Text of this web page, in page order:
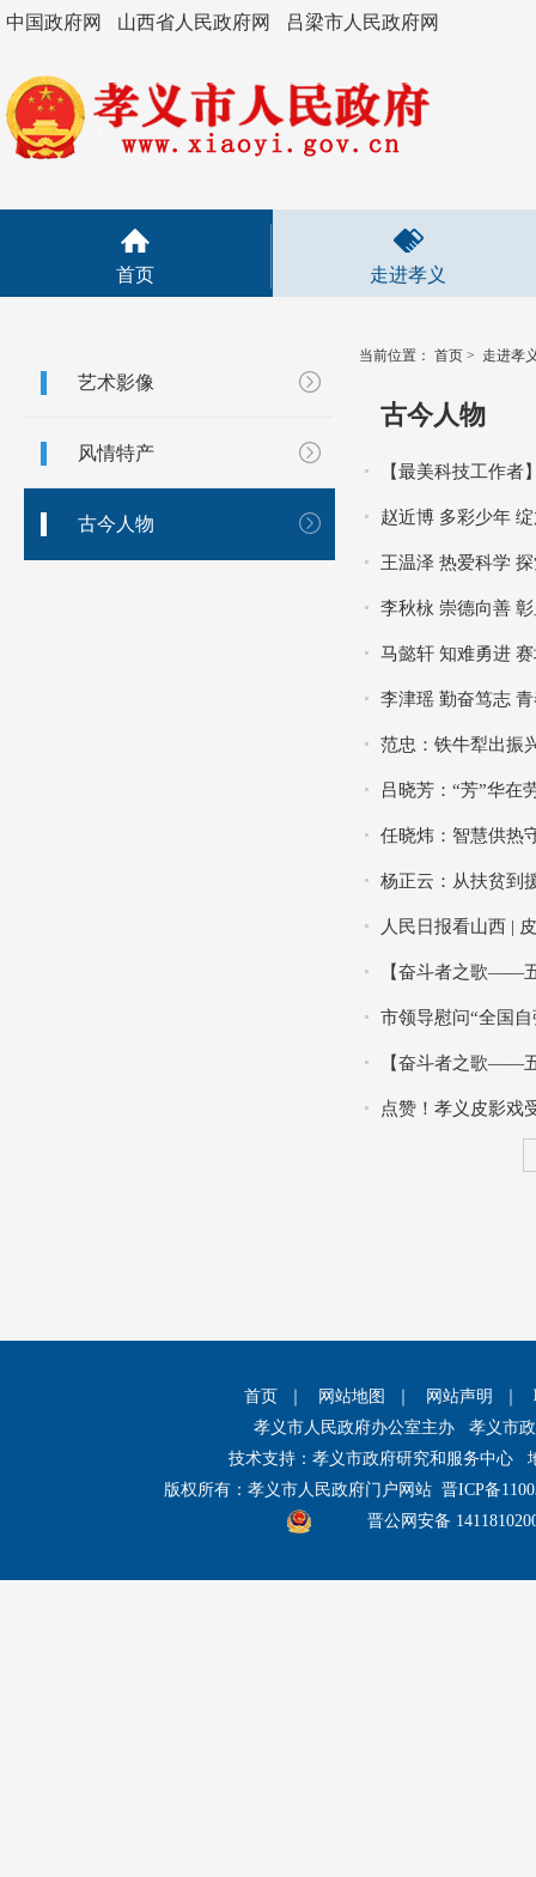
中国政府网 山西省人民政府网 吕梁市人民政府网
首页 走进孝义
艺术影像
风情特产
古今人物
当前位置： 首页 > 走进孝
古今人物
【最美科技工作者
赵近博 多彩少年
王温泽 热爱科学
李秋栐 崇德向善
马懿轩 知难勇进
李津瑶 勤奋笃志
范忠：铁牛犁出振
吕晓芳：“芳”华在
任晓炜：智慧供热
杨正云：从扶贫到
人民日报看山西 |
【奋斗者之歌——
市领导慰问“全国
【奋斗者之歌——
点赞！孝义皮影戏
首页 网站地图 网站声明
孝义市人民政府办公室主办 孝义市
技术支持：孝义市政府研究和服务中心
版权所有：孝义市人民政府门户网站 晋ICP备
晋公网安备